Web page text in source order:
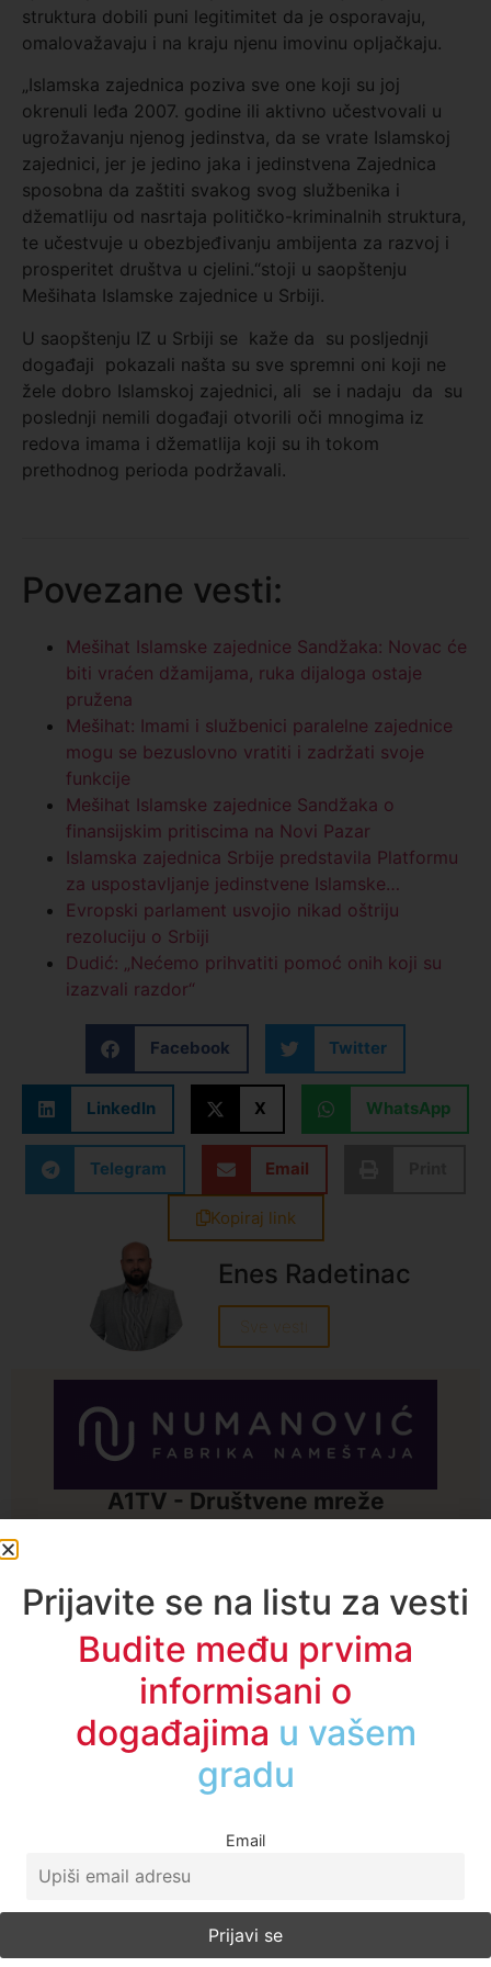
struktura dobili puni legitimitet da je osporavaju,
omalovažavaju i na kraju njenu imovinu opljačkaju.
„Islamska zajednica poziva sve one koji su joj
okrenuli leđa 2007. godine ili aktivno učestvovali u
ugrožavanju njenog jedinstva, da se vrate Islamskoj
zajednici, jer je jedino jaka i jedinstvena Zajednica
sposobna da zaštiti svakog svog službenika i
džematliju od nasrtaja političko-kriminalnih struktura,
te učestvuje u obezbjeđivanju ambijenta za razvoj i
prosperitet društva u cjelini.“stoji u saopštenju
Mešihata Islamske zajednice u Srbiji.
U saopštenju IZ u Srbiji se kaže da su posljednji
događaji pokazali našta su sve spremni oni koji ne
žele dobro Islamskoj zajednici, ali se i nadaju da su
poslednji nemili događaji otvorili oči mnogima iz
redova imama i džematlija koji su ih tokom
prethodnog perioda podržavali.
Povezane vesti:
Mešihat Islamske zajednice Sandžaka: Novac će
biti vraćen džamijama, ruka dijaloga ostaje
pružena
Mešihat: Imami i službenici paralelne zajednice
mogu se bezuslovno vratiti i zadržati svoje
funkcije
Mešihat Islamske zajednice Sandžaka o
finansijskim pritiscima na Novi Pazar
Islamska zajednica Srbije predstavila Platformu
za uspostavljanje jedinstvene Islamske…
Evropski parlament usvojio nikad oštriju
rezoluciju o Srbiji
Dudić: „Nećemo prihvatiti pomoć onih koji su
izazvali razdor“
Facebook Twitter
LinkedIn X WhatsApp
Telegram Email
Kopiraj link
Enes Radetinac
Sve vesti
A1TV - Društvene mreže
Prijavite se na listu za vesti
Budite među prvima
informisani o
događajima u regionu